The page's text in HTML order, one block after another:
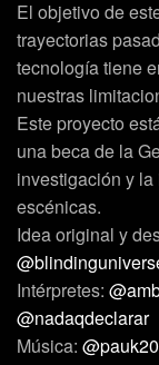
El objetivo de
trayectorias
tecnología tiene
nuestras
Este proyecto
una beca de la
investigación y
escénicas.
Idea original y
Intérpretes:
@nadaqdeclarar
Música: